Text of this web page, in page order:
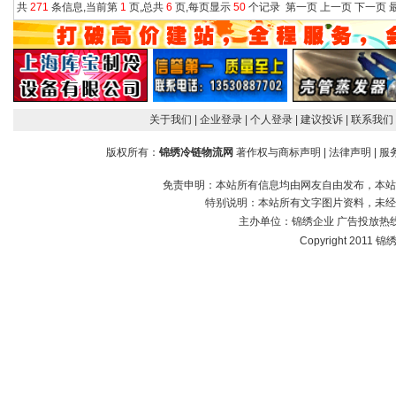
共 271 条信息,当前第 1 页,总共 6 页,每页显示 50 个记录 第一页 上一页 下一页
关于我们 | 企业登录 | 个人登录 | 建议投诉 | 联系我们
版权所有： 锦绣冷链物流网 著作权与商标声明 | 法律声明 | 服
免责申明：本站所有信息均由网友自由发布，本
特别说明：本站所有文字图片资料，未
主办单位： 锦绣企业 广告投放热
Copyright 2011 锦